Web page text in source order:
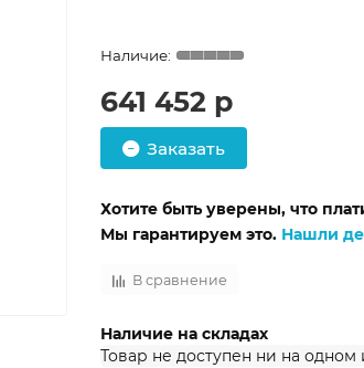
641 452 р
Заказать
Хотите быть уверены, что
Мы гарантируем это. Нашли
В сравнение
Наличие на складах
Товар не доступен ни на одном